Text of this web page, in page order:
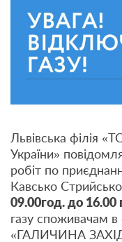
Львівська філія
України»
робіт по
Кавсько
09.00год. до 16.00
газу споживачам
«ГАЛИЧИНА